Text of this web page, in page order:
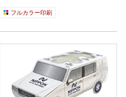
フルカラー印刷